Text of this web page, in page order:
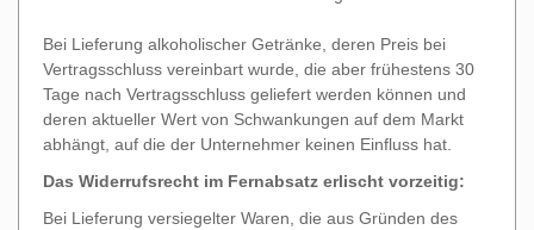
Bei Lieferung alkoholischer Getränke, deren Preis bei
Vertragsschluss vereinbart wurde, die aber frühestens 30
Tage nach Vertragsschluss geliefert werden können und
deren aktueller Wert von Schwankungen auf dem Markt
abhängt, auf die der Unternehmer keinen Einfluss hat.
Das Widerrufsrecht im Fernabsatz erlischt vorzeitig:
Bei Lieferung versiegelter Waren, die aus Gründen des